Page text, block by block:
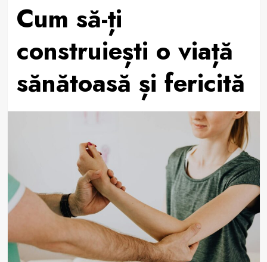
Cum să-ți
construiești o viață
sănătoasă și fericită